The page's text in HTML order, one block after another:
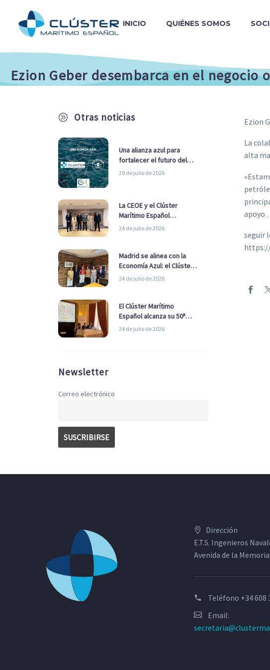
INICIO QUIÉNES SOMOS
Ezion Geber desembarca en el negocio
A Otras noticias
Una alianza azul para
fortalecer el futuro del
sector marítimo
29 de julio de 2026
La CEOE y el Clúster
Marítimo Español
refuerzan su alianza para
24 de julio de 2026
Madrid se alinea con la
Economía Azul: el Clúster
Marítimo Español y la Real
Ayuntamiento
24 de julio de 2026
El Clúster Marítimo
Español alcanza su 50ª
Asamblea reafirmando su
24 de julio de 2026
Newsletter
Correo electrónico
Ezion
La
alta
apoyo
seguir
Dirección
E.T.S. Ingenieros
Avenida de la
Teléfono +34 608
Email: